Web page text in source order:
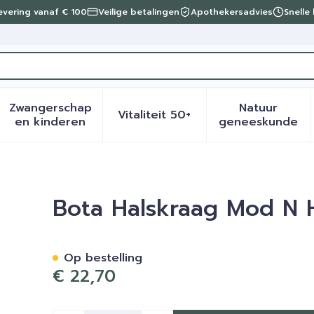
vanaf € 100 Veilige betalingen Apothekersadvies Snelle
verzorging en hygiëne categorie
voor Dieet, voeding en vitamines categorie
Zwangerschap
en kinderenToon submenu voor Zwangerschap en
Vitaliteit 50+Toon submenu voor
Natuur
geneeskunde
Toon
MBota Halskraag Mod N
€ 22,70
Op bestelling